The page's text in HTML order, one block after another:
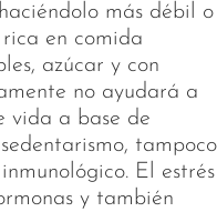
más débil o
en comida
azúcar y con
no ayudará a
vida a base de
tampoco
El estrés
y también